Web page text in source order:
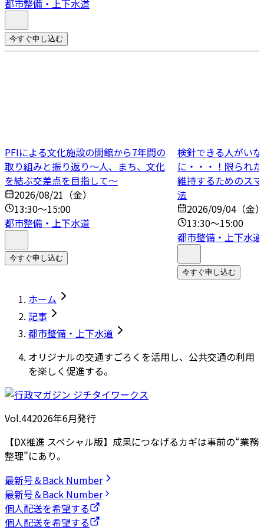
都市整備・上下水道
今すぐ申し込む
PFIによる文化施設の開館から7年間の
取り組みと振り返り～人、まち、文化
を結ぶ交差点を目指して～
2026/08/21（金）
13:30～15:00
都市整備・上下水道
今すぐ申し込む
検針できる人がい
に・・・！限られ
維持するためのス
法
2026/09/04（金
13:30～15:00
都市整備・上下水道
今すぐ申し込む
ホーム
記事
都市整備・上下水道
オリジナルの交通すごろくを活用し、公共交通の利用
を楽しく促進する。
Vol.442026年6月発行
【DX推進 スペシャル版】成果につなげるカギは事前の“業務
整理”にあり。
最新号＆Back Number
最新号＆Back Number
個人配送を希望する
個人配送を希望する